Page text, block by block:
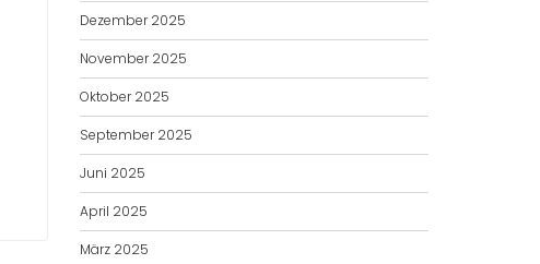
Dezember 2025
November 2025
Oktober 2025
September 2025
Juni 2025
April 2025
März 2025